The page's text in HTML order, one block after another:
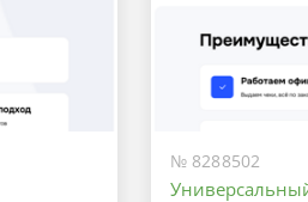
№ 8288502